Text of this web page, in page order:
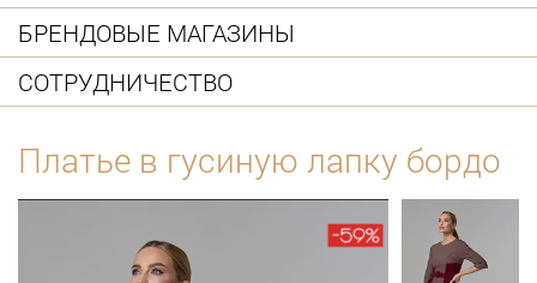
БРЕНДОВЫЕ МАГАЗИНЫ
СОТРУДНИЧЕСТВО
Платье в гусиную лапку бордо